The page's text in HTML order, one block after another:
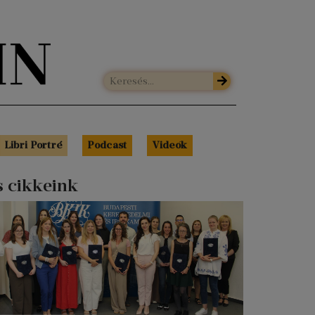
Libri Portré Podcast Videók
cikkeink